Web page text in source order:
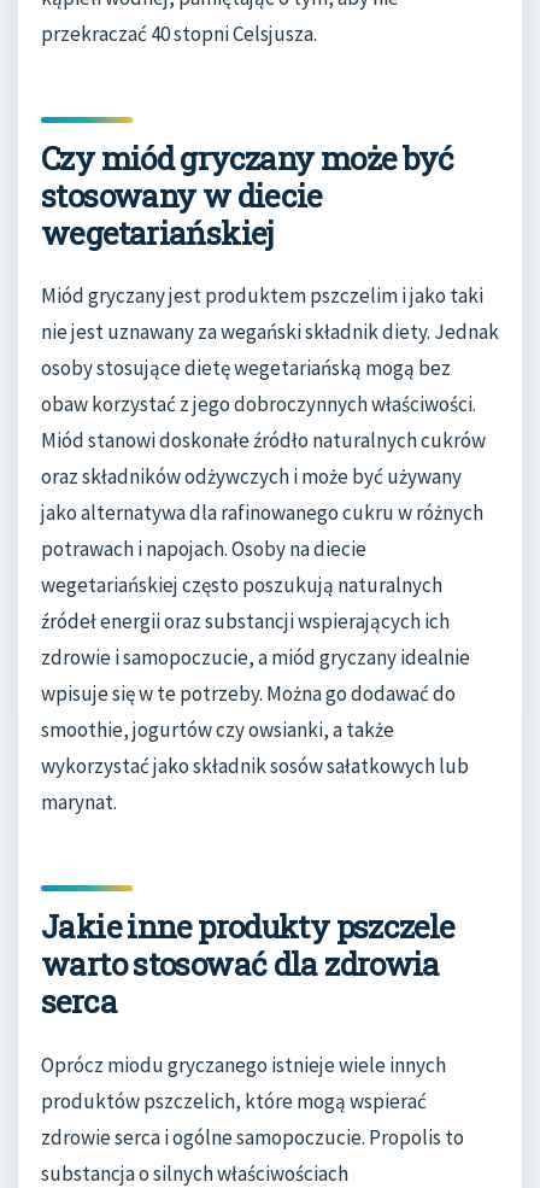
przekraczać 40 stopni Celsjusza.
Czy miód gryczany może być
stosowany w diecie
wegetariańskiej
Miód gryczany jest produktem pszczelim i jako taki
nie jest uznawany za wegański składnik diety. Jednak
osoby stosujące dietę wegetariańską mogą bez
obaw korzystać z jego dobroczynnych właściwości.
Miód stanowi doskonałe źródło naturalnych cukrów
oraz składników odżywczych i może być używany
jako alternatywa dla rafinowanego cukru w różnych
potrawach i napojach. Osoby na diecie
wegetariańskiej często poszukują naturalnych
źródeł energii oraz substancji wspierających ich
zdrowie i samopoczucie, a miód gryczany idealnie
wpisuje się w te potrzeby. Można go dodawać do
smoothie, jogurtów czy owsianki, a także
wykorzystać jako składnik sosów sałatkowych lub
marynat.
Jakie inne produkty pszczele
warto stosować dla zdrowia
serca
Oprócz miodu gryczanego istnieje wiele innych
produktów pszczelich, które mogą wspierać
zdrowie serca i ogólne samopoczucie. Propolis to
substancja o silnych właściwościach